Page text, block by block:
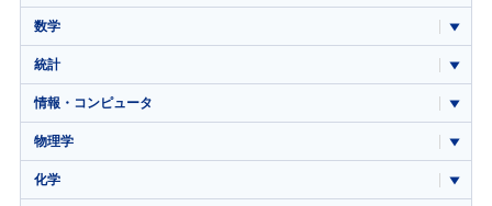
数学
統計
情報・コンピュータ
物理学
化学